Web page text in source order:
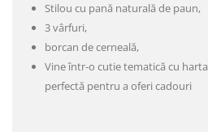
Stilou cu pană naturală de paun,
3 vârfuri,
borcan de cerneală,
Vine într-o cutie tematică cu
perfectă pentru a oferi cadouri